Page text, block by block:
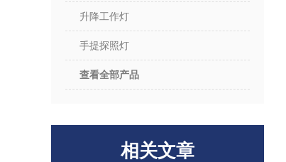
升降工作灯
手提探照灯
查看全部产品
相关文章